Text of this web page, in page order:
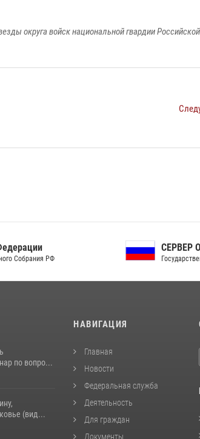
округа войск национальной гвардии
СЕРВЕР ОРГАНОВ
Государственной власти РФ
по вопро...
(вид...
НАВИГАЦИЯ
Главная
Новости
Федеральная служба
Деятельность
Для граждан
Документы